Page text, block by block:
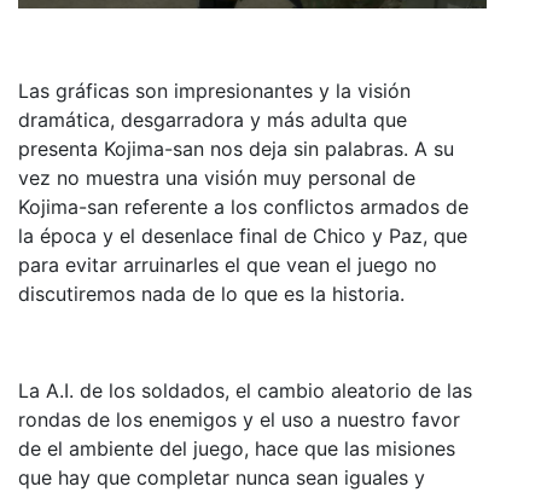
Las gráficas son impresionantes y la visión
dramática, desgarradora y más adulta que
presenta Kojima-san nos deja sin palabras. A su
vez no muestra una visión muy personal de
Kojima-san referente a los conflictos armados de
la época y el desenlace final de Chico y Paz, que
para evitar arruinarles el que vean el juego no
discutiremos nada de lo que es la historia.
La A.I. de los soldados, el cambio aleatorio de las
rondas de los enemigos y el uso a nuestro favor
de el ambiente del juego, hace que las misiones
que hay que completar nunca sean iguales y